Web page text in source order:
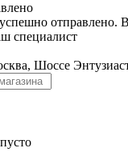
отправлено.
специалист
Шоссе